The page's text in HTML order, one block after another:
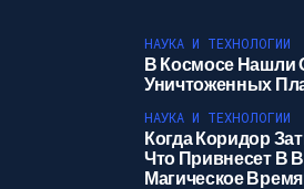
НАУКА И ТЕХНОЛОГИИ
В Космосе Нашли
Уничтоженных
НАУКА И ТЕХНОЛОГИИ
Когда Коридор
Что Привнесет В
Магическое